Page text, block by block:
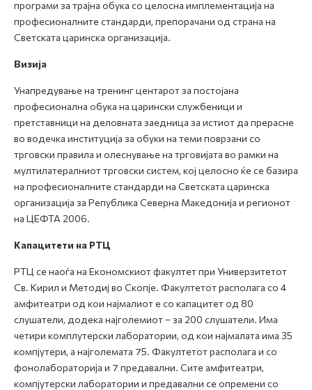
Контакт
програми за трајна обука со целосна имплементација на
професионалните стандарди, препорачани од страна на
Светската царинска организација.
Визија
Унапредување на тренинг центарот за постојана
професионална обука на царински службеници и
претставници на деловната заедница за истиот да прерасне
во водечка институција за обуки на теми поврзани со
трговски правила и олеснување на трговијата во рамки на
мултилатералниот трговски систем, кој целосно ќе се базира
на професионалните стандарди на Светската царинска
организација за Република Северна Македонија и регионот
на ЦЕФТА 2006.
Капацитети на РТЦ
РТЦ се наоѓа на Економскиот факултет при Универзитетот
Св. Кирил и Методиј во Скопје. Факултетот располага со 4
амфитеатри од кои најмалиот е со капацитет од 80
слушатели, додека најголемиот – за 200 слушатели. Има
четири комплутерски лаборатории, од кои најмалата има 35
компјутери, а најголемата 75. Факултетот располага и со
фонолабораторија и 7 предавални. Сите амфитеатри,
компјутерски лаборатории и предавални се опремени со